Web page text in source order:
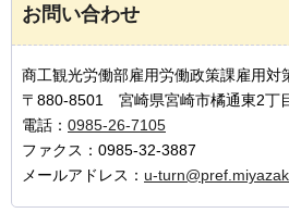
お問い合わせ
商工観光労働部雇用労働政策課雇用対
〒880-8501 宮崎県宮崎市橘通東2丁
電話： 0985-26-7105
ファクス：0985-32-3887
メールアドレス： u-